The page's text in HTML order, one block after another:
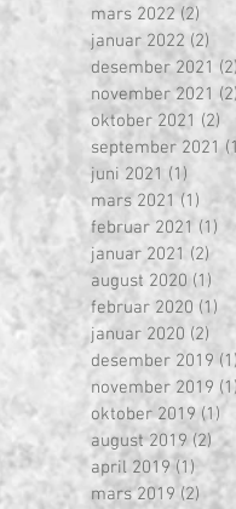
mars 2022 (2)
januar 2022 (2)
desember 2021 (2)
november 2021 (2)
oktober 2021 (2)
september 2021
juni 2021 (1) 1
mars 2021 (1) 1
februar 2021 (1)
januar 2021 (2)
august 2020 (1) 1
februar 2020 (1)
januar 2020 (2) 2
desember 2019 (1)
november 2019 (1)
oktober 2019 (1) 1
august 2019 (2) 2
april 2019 (1) 1
mars 2019 (2) 2